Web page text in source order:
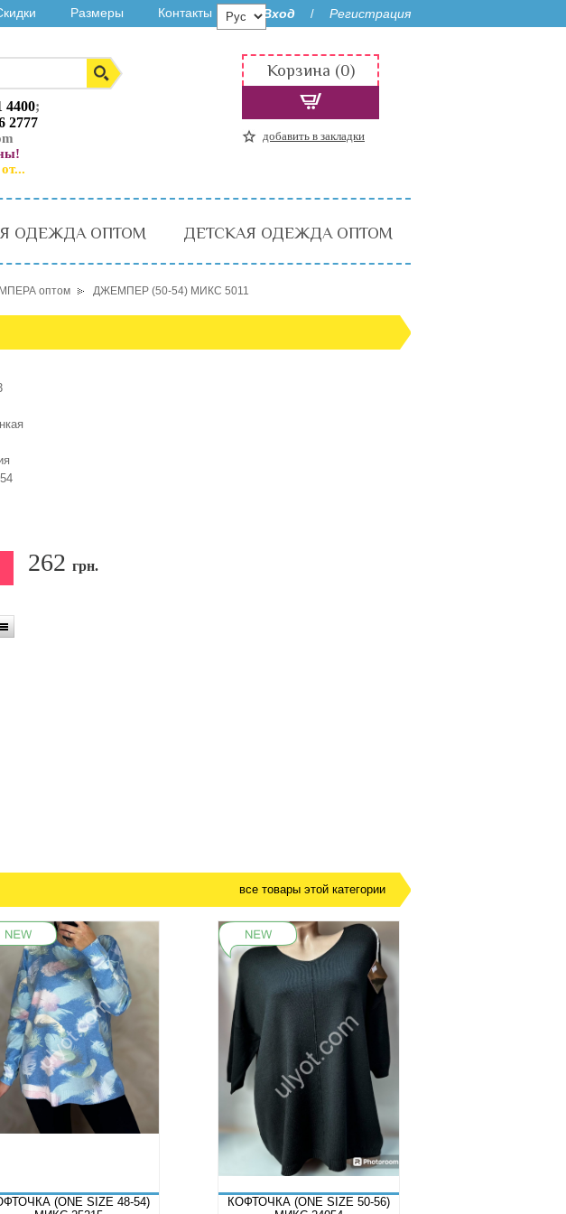
Размеры Контакты Вход / Регистрация
4400;
2777
Корзина (0)
добавить в закладки
ОДЕЖДА ОПТОМ ДЕТСКАЯ ОДЕЖДА ОПТОМ
оптом ДЖЕМПЕР (50-54) МИКС 5011
262 грн.
все товары этой категории
(ONE SIZE 48-54)
КОФТОЧКА (ONE SIZE 50-56)